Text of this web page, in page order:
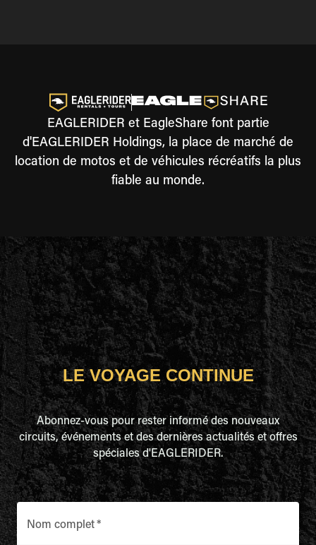
EAGLERIDER et EagleShare font partie
d'EAGLERIDER Holdings, la place de marché de
location de motos et de véhicules récréatifs la plus
fiable au monde.
LE VOYAGE CONTINUE
Abonnez-vous pour rester informé des nouveaux
circuits, événements et des dernières actualités et offres
spéciales d'EAGLERIDER.
Nom complet*